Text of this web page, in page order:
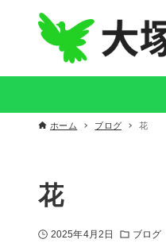
ホーム ブログ 花
花
2025年4月2日 ブログ